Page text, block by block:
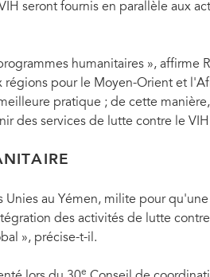
seront fournis en parallèle aux
humanitaires », affirme
pour le Moyen-Orient et
pratique ; de cette
des services de lutte contre le
au Yémen, milite pour
des activités de lutte
», précise-t-il.
e